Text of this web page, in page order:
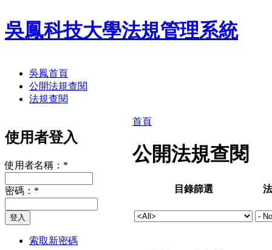
吳鳳科技大學法規管理系統
吳鳳首頁
公開法規查閱
法規查閱
使用者登入
使用者名稱： *
密碼： *
索取新密碼
首頁
公開法規查閱
目錄篩選